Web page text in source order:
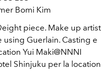
Bomi Kim
piece. Make up artist
using Guerlain. Casting e
Yui Maki@NNNI
Shinjuku per la location